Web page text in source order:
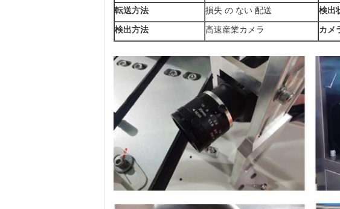
転送方法
損失 の ない 配送 検出
検出方法
高速産業カメラ カメ